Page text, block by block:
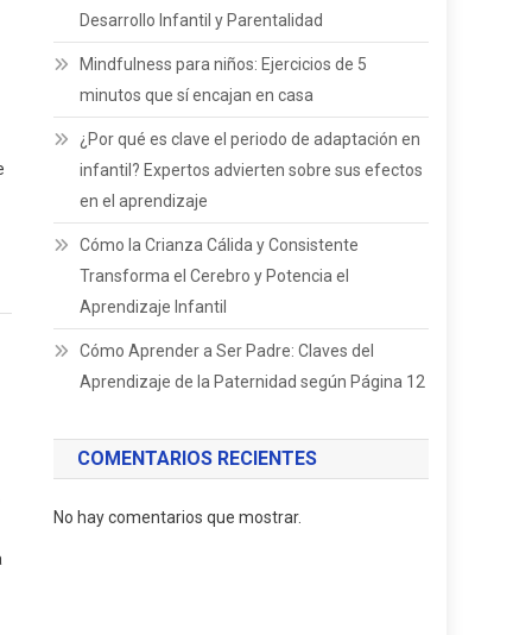
Desarrollo Infantil y Parentalidad
Mindfulness para niños: Ejercicios de 5
minutos que sí encajan en casa
¿Por qué es clave el periodo de adaptación en
infantil? Expertos advierten sobre sus efectos
en el aprendizaje
Cómo la Crianza Cálida y Consistente
Transforma el Cerebro y Potencia el
Aprendizaje Infantil
Cómo Aprender a Ser Padre: Claves del
Aprendizaje de la Paternidad según Página 12
COMENTARIOS RECIENTES
No hay comentarios que mostrar.